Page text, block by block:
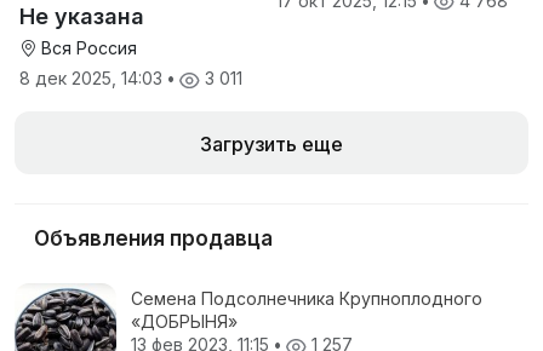
Не указана
Вся Россия
8 дек 2025, 14:03 • 3 011
Загрузить еще
Объявления продавца
Семена Подсолнечника Крупноплодного
«ДОБРЫНЯ»
13 фев 2023, 11:15 • 1 257